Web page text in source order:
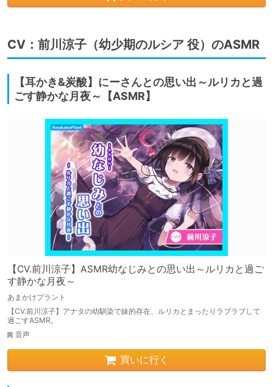
CV：前川涼子（幼少期のルシア 役）のASMR
【耳かき&炭酸】にーさんとの思い出～ルリカと過
ごす静かな月夜～【ASMR】
【CV.前川涼子】ASMR幼なじみとの思い出～ルリカと過ご
す静かな月夜～
あまかけプラント
【CV.前川涼子】アナタの幼馴染で妹的存在、ルリカとまったりラブラブして
過ごすASMR。
音声
買いに行く